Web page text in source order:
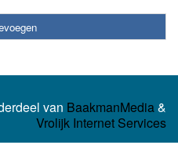
van BaakmanMedia&
Vrolijk Internet Services